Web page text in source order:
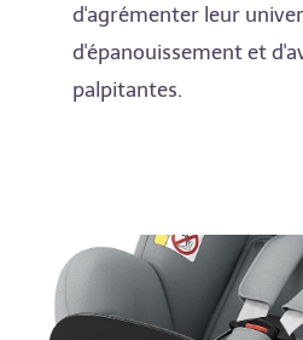
d'agrémenter leur
d'épanouissement et
palpitantes.